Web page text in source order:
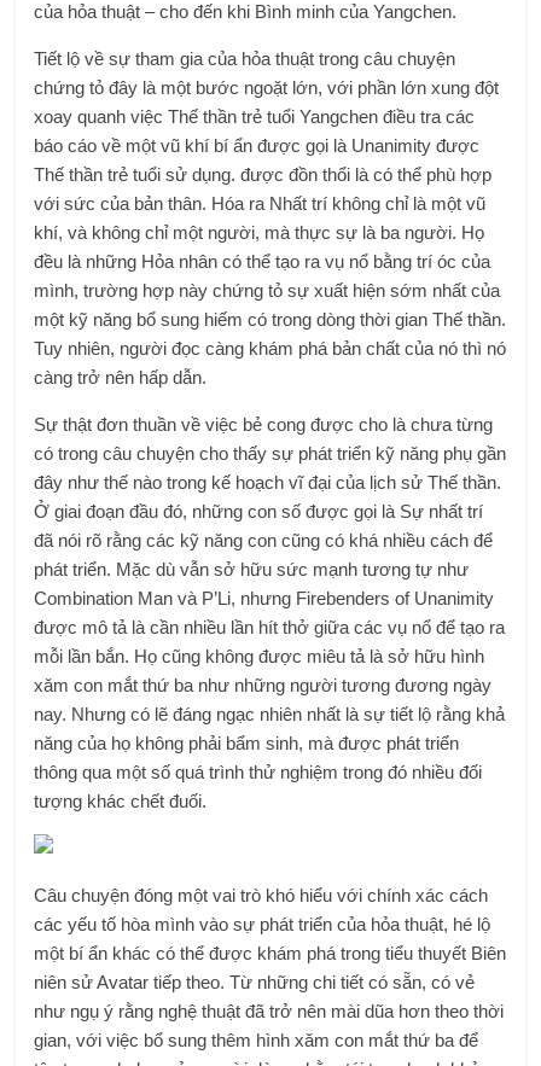
của hỏa thuật – cho đến khi Bình minh của Yangchen.
Tiết lộ về sự tham gia của hỏa thuật trong câu chuyện
chứng tỏ đây là một bước ngoặt lớn, với phần lớn xung đột
xoay quanh việc Thế thần trẻ tuổi Yangchen điều tra các
báo cáo về một vũ khí bí ẩn được gọi là Unanimity được
Thế thần trẻ tuổi sử dụng. được đồn thổi là có thể phù hợp
với sức của bản thân. Hóa ra Nhất trí không chỉ là một vũ
khí, và không chỉ một người, mà thực sự là ba người. Họ
đều là những Hỏa nhân có thể tạo ra vụ nổ bằng trí óc của
mình, trường hợp này chứng tỏ sự xuất hiện sớm nhất của
một kỹ năng bổ sung hiếm có trong dòng thời gian Thế thần.
Tuy nhiên, người đọc càng khám phá bản chất của nó thì nó
càng trở nên hấp dẫn.
Sự thật đơn thuần về việc bẻ cong được cho là chưa từng
có trong câu chuyện cho thấy sự phát triển kỹ năng phụ gần
đây như thế nào trong kế hoạch vĩ đại của lịch sử Thế thần.
Ở giai đoạn đầu đó, những con số được gọi là Sự nhất trí
đã nói rõ rằng các kỹ năng con cũng có khá nhiều cách để
phát triển. Mặc dù vẫn sở hữu sức mạnh tương tự như
Combination Man và P’Li, nhưng Firebenders of Unanimity
được mô tả là cần nhiều lần hít thở giữa các vụ nổ để tạo ra
mỗi lần bắn. Họ cũng không được miêu tả là sở hữu hình
xăm con mắt thứ ba như những người tương đương ngày
nay. Nhưng có lẽ đáng ngạc nhiên nhất là sự tiết lộ rằng khả
năng của họ không phải bẩm sinh, mà được phát triển
thông qua một số quá trình thử nghiệm trong đó nhiều đối
tượng khác chết đuối.
Câu chuyện đóng một vai trò khó hiểu với chính xác cách
các yếu tố hòa mình vào sự phát triển của hỏa thuật, hé lộ
một bí ẩn khác có thể được khám phá trong tiểu thuyết Biên
niên sử Avatar tiếp theo. Từ những chi tiết có sẵn, có vẻ
như ngụ ý rằng nghệ thuật đã trở nên mài dũa hơn theo thời
gian, với việc bổ sung thêm hình xăm con mắt thứ ba để